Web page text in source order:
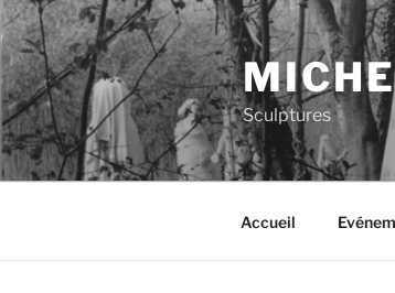
Aller
au
contenu
principal
Sculptures
Accueil